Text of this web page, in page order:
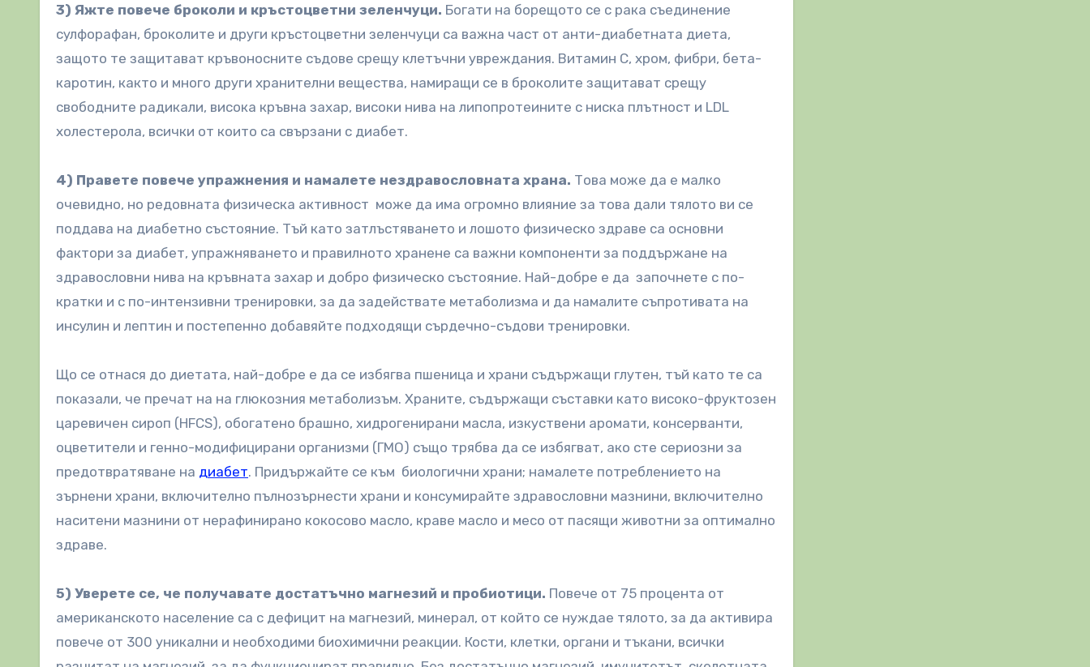
3) Яжте повече броколи и кръстоцветни зеленчуци. Богати на борещото се с рака съединение
сулфорафан, броколите и други кръстоцветни зеленчуци са важна част от анти-диабетната диета,
защото те защитават кръвоносните съдове срещу клетъчни увреждания. Витамин С, хром, фибри, бета-
каротин, както и много други хранителни вещества, намиращи се в броколите защитават срещу
свободните радикали, висока кръвна захар, високи нива на липопротеините с ниска плътност и LDL
холестерола, всички от които са свързани с диабет.
4) Правете повече упражнения и намалете нездравословната храна. Това може да е малко
очевидно, но редовната физическа активност може да има огромно влияние за това дали тялото ви се
поддава на диабетно състояние. Тъй като затлъстяването и лошото физическо здраве са основни
фактори за диабет, упражняването и правилното хранене са важни компоненти за поддържане на
здравословни нива на кръвната захар и добро физическо състояние. Най-добре е да започнете с по-
кратки и с по-интензивни тренировки, за да задействате метаболизма и да намалите съпротивата на
инсулин и лептин и постепенно добавяйте подходящи сърдечно-съдови тренировки.
Що се отнася до диетата, най-добре е да се избягва пшеница и храни съдържащи глутен, тъй като те са
показали, че пречат на на глюкозния метаболизъм. Храните, съдържащи съставки като високо-фруктозен
царевичен сироп (HFCS), обогатено брашно, хидрогенирани масла, изкуствени аромати, консерванти,
оцветители и генно-модифицирани организми (ГМО) също трябва да се избягват, ако сте сериозни за
предотвратяване на диабет. Придържайте се към биологични храни; намалете потреблението на
зърнени храни, включително пълнозърнести храни и консумирайте здравословни мазнини, включително
наситени мазнини от нерафинирано кокосово масло, краве масло и месо от пасящи животни за оптимално
здраве.
5) Уверете се, че получавате достатъчно магнезий и пробиотици. Повече от 75 процента от
американското население са с дефицит на магнезий, минерал, от който се нуждае тялото, за да активира
повече от 300 уникални и необходими биохимични реакции. Кости, клетки, органи и тъкани, всички